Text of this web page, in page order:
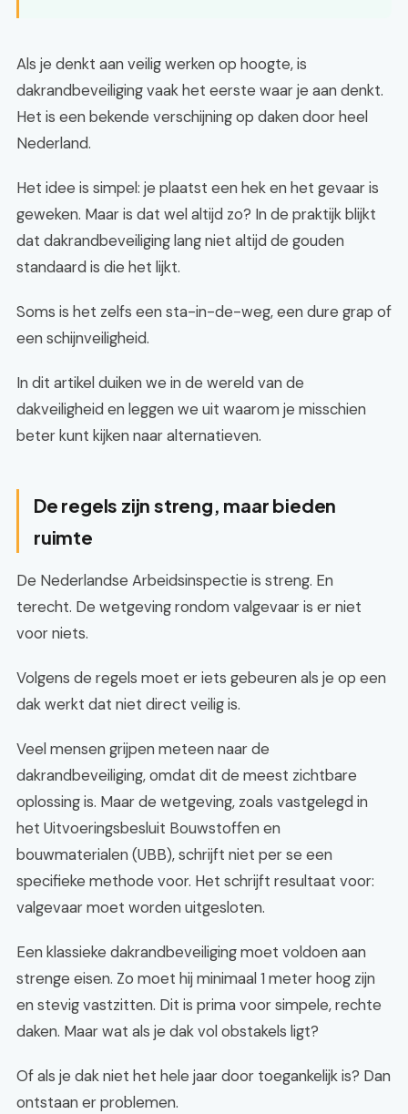
Als je denkt aan veilig werken op hoogte, is
dakrandbeveiliging vaak het eerste waar je aan denkt.
Het is een bekende verschijning op daken door heel
Nederland.
Het idee is simpel: je plaatst een hek en het gevaar is
geweken. Maar is dat wel altijd zo? In de praktijk blijkt
dat dakrandbeveiliging lang niet altijd de gouden
standaard is die het lijkt.
Soms is het zelfs een sta-in-de-weg, een dure grap of
een schijnveiligheid.
In dit artikel duiken we in de wereld van de
dakveiligheid en leggen we uit waarom je misschien
beter kunt kijken naar alternatieven.
De regels zijn streng, maar bieden
ruimte
De Nederlandse Arbeidsinspectie is streng. En
terecht. De wetgeving rondom valgevaar is er niet
voor niets.
Volgens de regels moet er iets gebeuren als je op een
dak werkt dat niet direct veilig is.
Veel mensen grijpen meteen naar de
dakrandbeveiliging, omdat dit de meest zichtbare
oplossing is. Maar de wetgeving, zoals vastgelegd in
het Uitvoeringsbesluit Bouwstoffen en
bouwmaterialen (UBB), schrijft niet per se een
specifieke methode voor. Het schrijft resultaat voor:
valgevaar moet worden uitgesloten.
Een klassieke dakrandbeveiliging moet voldoen aan
strenge eisen. Zo moet hij minimaal 1 meter hoog zijn
en stevig vastzitten. Dit is prima voor simpele, rechte
daken. Maar wat als je dak vol obstakels ligt?
Of als je dak niet het hele jaar door toegankelijk is? Dan
ontstaan er problemen.